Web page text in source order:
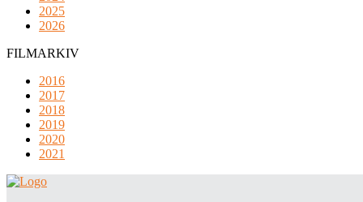
2025
2026
FILMARKIV
2016
2017
2018
2019
2020
2021